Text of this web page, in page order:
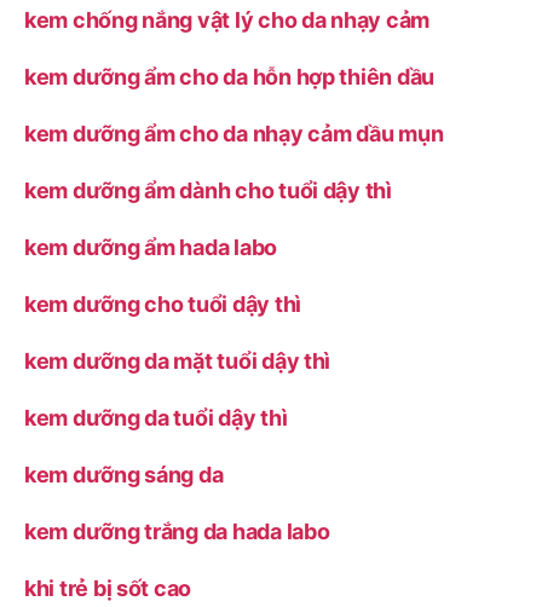
kem chống nắng vật lý cho da nhạy cảm
kem dưỡng ẩm cho da hỗn hợp thiên dầu
kem dưỡng ẩm cho da nhạy cảm dầu mụn
kem dưỡng ẩm dành cho tuổi dậy thì
kem dưỡng ẩm hada labo
kem dưỡng cho tuổi dậy thì
kem dưỡng da mặt tuổi dậy thì
kem dưỡng da tuổi dậy thì
kem dưỡng sáng da
kem dưỡng trắng da hada labo
khi trẻ bị sốt cao